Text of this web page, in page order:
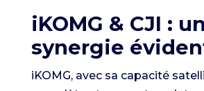
iKOMG & CJI :
synergie
iKOMG, avec sa capacité